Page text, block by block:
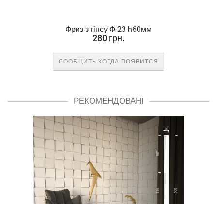
Фриз з гіпсу Ф-23 h60мм
280 грн.
СООБЩИТЬ КОГДА ПОЯВИТСЯ
РЕКОМЕНДОВАНІ